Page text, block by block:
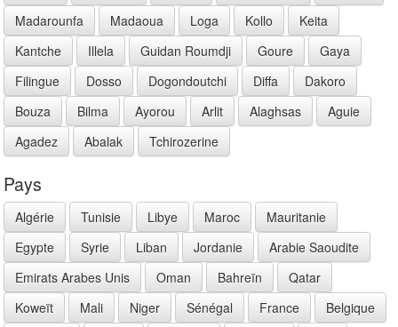
Madarounfa
Madaoua Loga Kollo
Keita
Kantche
Illela Guidan Roumdji Goure
Gaya
Filingue
Dosso Dogondoutchi Diffa
Dakoro
Bouza
Bilma Ayorou Arlit Alaghsas
Aguie
Agadez
Abalak Tchirozerine
Pays
Algérie Tunisie Libye Maroc
Mauritanie
Egypte
Syrie Liban Jordanie
Arabie Saoudite
Emirats Arabes Unis
Oman Bahreïn
Qatar
Koweït
Mali Niger Sénégal France
Belgique